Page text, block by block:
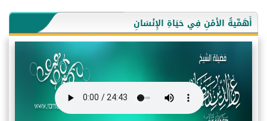
أَهَمِّيةُ الأَمْنِ فِي حَيَاةِ الإِنْسَانِ